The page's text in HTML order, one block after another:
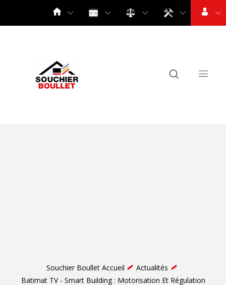
Souchier Boullet Accueil
Actualités
Batimat TV - Smart Building : Motorisation Et Régulation